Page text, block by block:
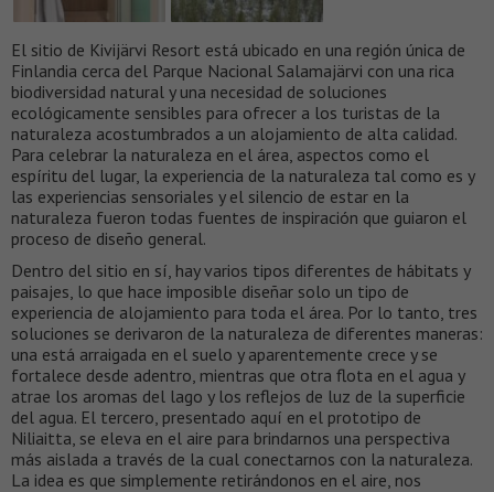
El sitio de Kivijärvi Resort está ubicado en una región única de
Finlandia cerca del Parque Nacional Salamajärvi con una rica
biodiversidad natural y una necesidad de soluciones
ecológicamente sensibles para ofrecer a los turistas de la
naturaleza acostumbrados a un alojamiento de alta calidad.
Para celebrar la naturaleza en el área, aspectos como el
espíritu del lugar, la experiencia de la naturaleza tal como es y
las experiencias sensoriales y el silencio de estar en la
naturaleza fueron todas fuentes de inspiración que guiaron el
proceso de diseño general.
Dentro del sitio en sí, hay varios tipos diferentes de hábitats y
paisajes, lo que hace imposible diseñar solo un tipo de
experiencia de alojamiento para toda el área. Por lo tanto, tres
soluciones se derivaron de la naturaleza de diferentes maneras:
una está arraigada en el suelo y aparentemente crece y se
fortalece desde adentro, mientras que otra flota en el agua y
atrae los aromas del lago y los reflejos de luz de la superficie
del agua. El tercero, presentado aquí en el prototipo de
Niliaitta, se eleva en el aire para brindarnos una perspectiva
más aislada a través de la cual conectarnos con la naturaleza.
La idea es que simplemente retirándonos en el aire, nos